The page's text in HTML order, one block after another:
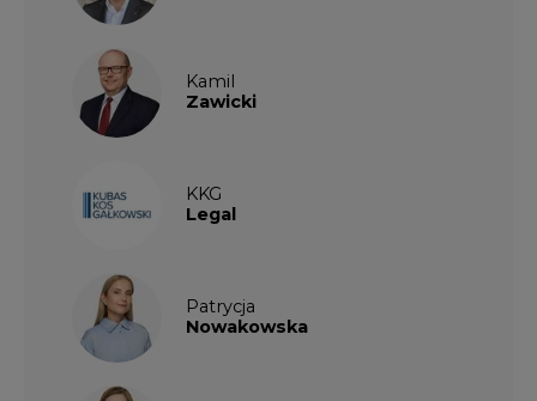
Kamil
Zawicki
KKG
Legal
Patrycja
Nowakowska